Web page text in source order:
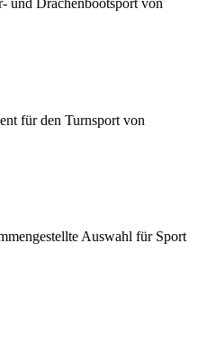
und Drachenbootsport von
für den Turnsport von
Auswahl für Sport